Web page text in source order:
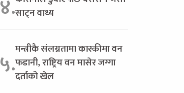
४.साट्न वाध्य
५.मन्त्रीकै संलग्नतामा कास्कीमा वन
फडानी, राष्ट्रिय वन मासेर जग्गा
दर्ताको खेल